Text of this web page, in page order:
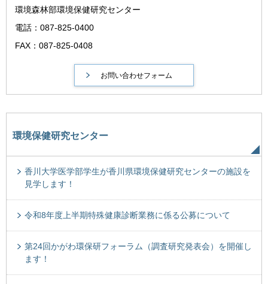
環境森林部環境保健研究センター
電話：087-825-0400
FAX：087-825-0408
環境保健研究センター
香川大学医学部学生が香川県環境保健研究センターの施設を
見学します！
令和8年度上半期特殊健康診断業務に係る公募について
第24回かがわ環保研フォーラム（調査研究発表会）を開催し
ます！